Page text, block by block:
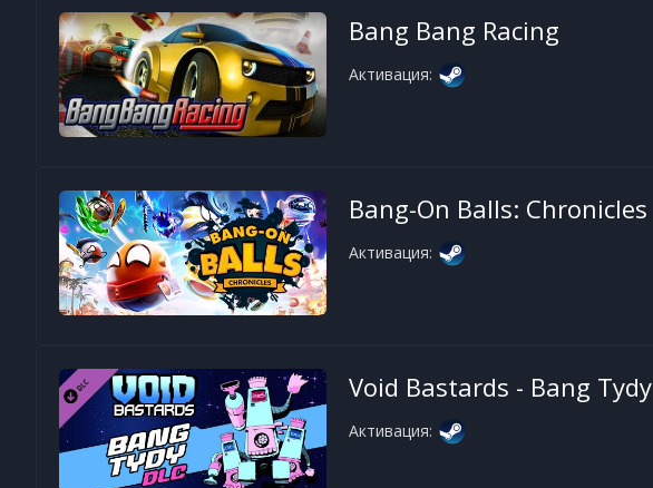
Bang Bang Racing
Активация:
Bang-On Balls: Chronicles
Активация:
Void Bastards - Bang Tydy
Активация: